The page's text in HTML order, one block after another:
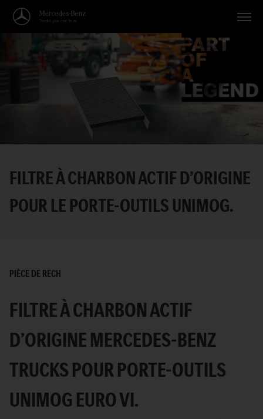
Véhicules
Applications
Français
FILTRE À CHARBON ACTIF D’ORIGINE
POUR LE PORTE-OUTILS UNIMOG.
PIÈCE DE RECH
FILTRE À CHARBON ACTIF
D’ORIGINE MERCEDES-BENZ
TRUCKS POUR PORTE-OUTILS
UNIMOG EURO VI.